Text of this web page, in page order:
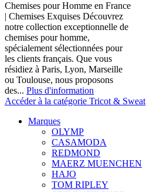
Chemises pour Homme en France
| Chemises Exquises Découvrez
notre collection exceptionnelle de
chemises pour homme,
spécialement sélectionnées pour
les clients français. Que vous
résidiez à Paris, Lyon, Marseille
ou Toulouse, nous proposons
des... Plus d'information
Accéder à la catégorie Tricot & Sweat
Marques
OLYMP
CASAMODA
REDMOND
MAERZ MUENCHEN
HAJO
TOM RIPLEY